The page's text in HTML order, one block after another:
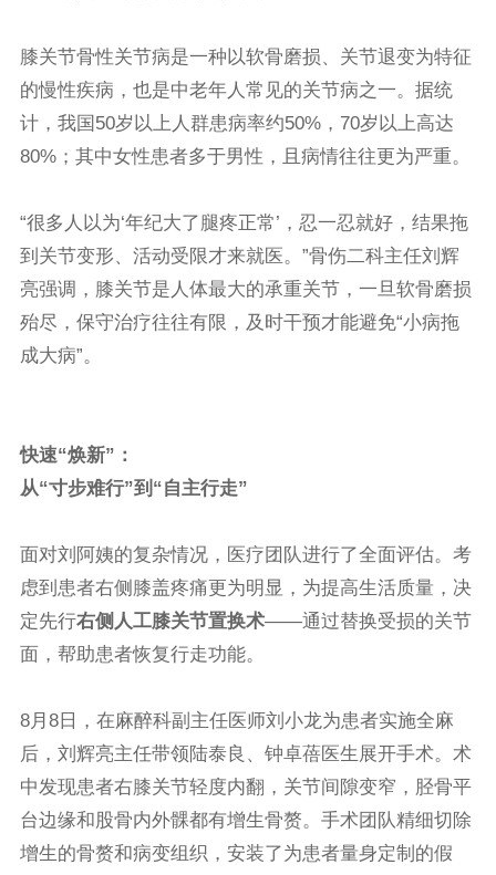
膝关节骨性关节病是一种以软骨磨损、关节退变为特征
的慢性疾病，也是中老年人常见的关节病之一。据统
计，我国50岁以上人群患病率约50%，70岁以上高达
80%；其中女性患者多于男性，且病情往往更为严重。
“很多人以为‘年纪大了腿疼正常’，忍一忍就好，结果拖
到关节变形、活动受限才来就医。”骨伤二科主任刘辉
亮强调，膝关节是人体最大的承重关节，一旦软骨磨损
殆尽，保守治疗往往有限，及时干预才能避免“小病拖
成大病”。
快速“焕新”：
从“寸步难行”到“自主行走”
面对刘阿姨的复杂情况，医疗团队进行了全面评估。考
虑到患者右侧膝盖疼痛更为明显，为提高生活质量，决
定先行右侧人工膝关节置换术——通过替换受损的关节
面，帮助患者恢复行走功能。
8月8日，在麻醉科副主任医师刘小龙为患者实施全麻
后，刘辉亮主任带领陆泰良、钟卓蓓医生展开手术。术
中发现患者右膝关节轻度内翻，关节间隙变窄，胫骨平
台边缘和股骨内外髁都有增生骨赘。手术团队精细切除
增生的骨赘和病变组织，安装了为患者量身定制的假